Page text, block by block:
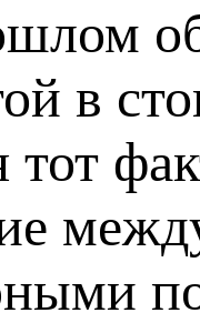
в
тот